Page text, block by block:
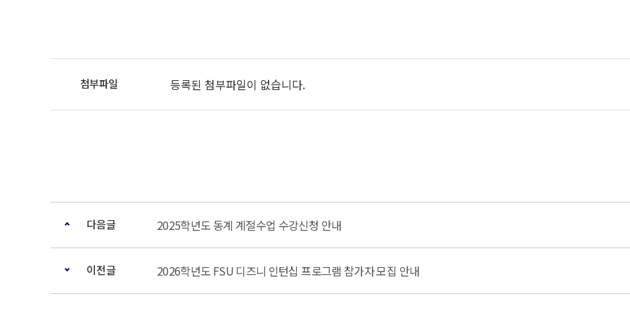
등록된 첨부파일이 없습니다.
다음글 2025학년도 동계 계절수업 수강신청 안내
이전글 2026학년도 FSU 디즈니 인턴십 프로그램 참가자 모집 안내